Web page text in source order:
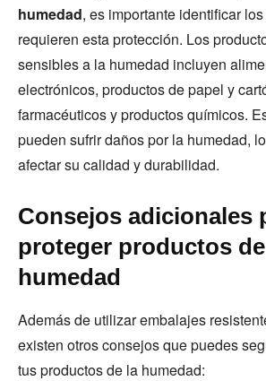
humedad, es importante identificar
requieren esta protección. Los
sensibles a la humedad incluyen
electrónicos, productos de papel y
farmacéuticos y productos químicos.
pueden sufrir daños por la humedad,
afectar su calidad y durabilidad.
Consejos adicionales
proteger productos
humedad
Además de utilizar embalajes
existen otros consejos que puedes
tus productos de la humedad: